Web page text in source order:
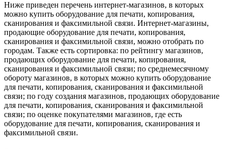
Ниже приведен перечень интернет-магазинов, в которых
можно купить оборудование для печати, копирования,
сканирования и факсимильной связи. Интернет-магазины,
продающие оборудование для печати, копирования,
сканирования и факсимильной связи, можно отобрать по
городам. Также есть сортировка: по рейтингу магазинов,
продающих оборудование для печати, копирования,
сканирования и факсимильной связи; по среднемесячному
обороту магазинов, в которых можно купить оборудование
для печати, копирования, сканирования и факсимильной
связи; по году создания магазинов, продающих оборудование
для печати, копирования, сканирования и факсимильной
связи; по оценке покупателями магазинов, где есть
оборудование для печати, копирования, сканирования и
факсимильной связи.